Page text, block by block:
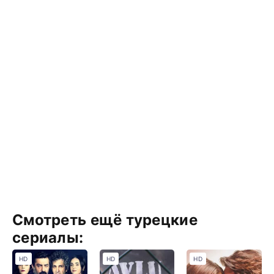
Смотреть ещё турецкие
сериалы:
HD HD HD